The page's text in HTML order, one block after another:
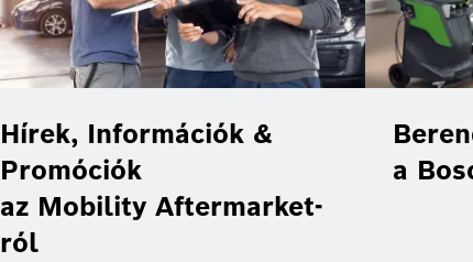
Hírek, Információk &
Promóciók
az Mobility Aftermarket-
ról
a